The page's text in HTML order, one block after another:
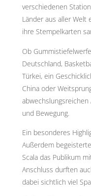
verschiedenen
Länder aus aller
ihre Stempelkarten
Ob
Deutschland,
Türkei, ein
China oder
und Bewegung.
Ein besonderes
Außerdem
Scala das Publikum
Anschluss durften
dabei sichtlich viel